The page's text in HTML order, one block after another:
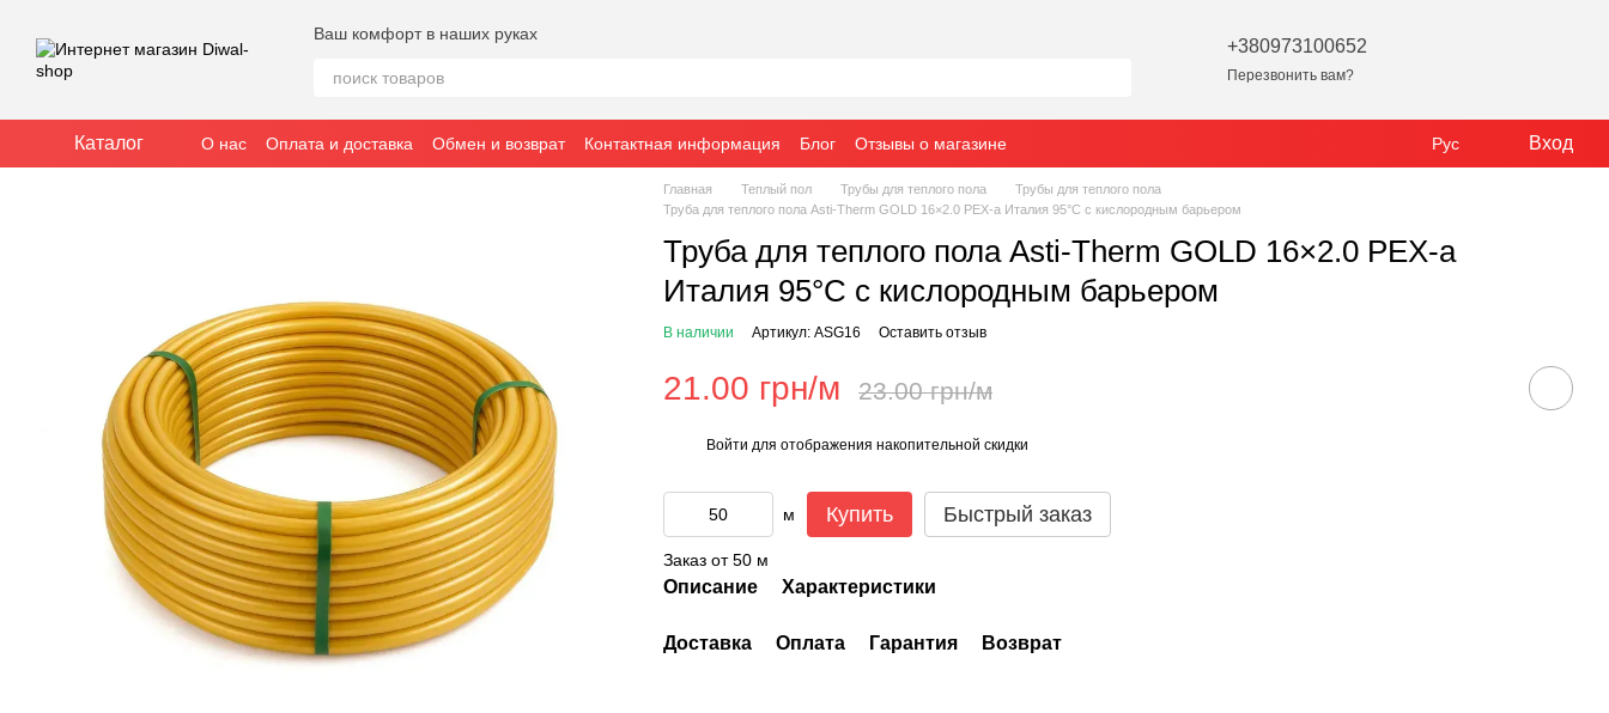
Ваш комфорт в наших руках
+380973100652
Перезвонить вам?
Каталог О нас Оплата и доставка Обмен и возврат Контактная информация Блог Отзывы о магазине Рус Вход
Главная Теплый пол Трубы для теплого пола
Трубы для теплого пола
Труба для теплого пола Asti-Therm GOLD 16×2.0 PEX-a Италия 95°C с кислородным барьером
Труба для теплого пола Asti-Therm GOLD 16×2.0 PEX-a
Италия 95°C с кислородным барьером
В наличии Артикул: ASG16 Оставить отзыв
21.00 грн/м 23.00 грн/м
Войти для отображения накопительной скидки
м Купить Быстрый заказ
Заказ от 50 м
Описание Характеристики
Доставка Оплата Гарантия Возврат